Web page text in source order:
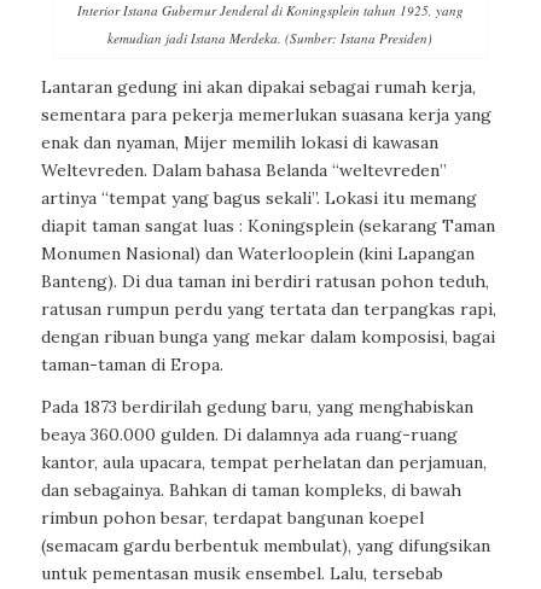
Interior Istana Gubernur Jenderal di Koningsplein tahun 1925, yang
kemudian jadi Istana Merdeka. (Sumber: Istana Presiden)
Lantaran gedung ini akan dipakai sebagai rumah kerja,
sementara para pekerja memerlukan suasana kerja yang
enak dan nyaman, Mijer memilih lokasi di kawasan
Weltevreden. Dalam bahasa Belanda “weltevreden”
artinya “tempat yang bagus sekali”. Lokasi itu memang
diapit taman sangat luas : Koningsplein (sekarang Taman
Monumen Nasional) dan Waterlooplein (kini Lapangan
Banteng). Di dua taman ini berdiri ratusan pohon teduh,
ratusan rumpun perdu yang tertata dan terpangkas rapi,
dengan ribuan bunga yang mekar dalam komposisi, bagai
taman-taman di Eropa.
Pada 1873 berdirilah gedung baru, yang menghabiskan
beaya 360.000 gulden. Di dalamnya ada ruang-ruang
kantor, aula upacara, tempat perhelatan dan perjamuan,
dan sebagainya. Bahkan di taman kompleks, di bawah
rimbun pohon besar, terdapat bangunan koepel
(semacam gardu berbentuk membulat), yang difungsikan
untuk pementasan musik ensembel. Lalu, tersebab